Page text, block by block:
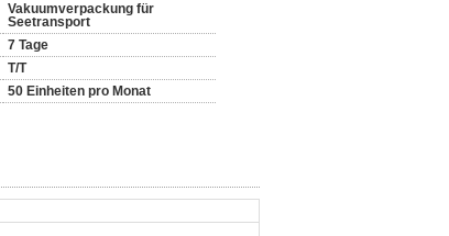
Vakuumverpackung für
Seetransport
7 Tage
T/T
50 Einheiten pro Monat